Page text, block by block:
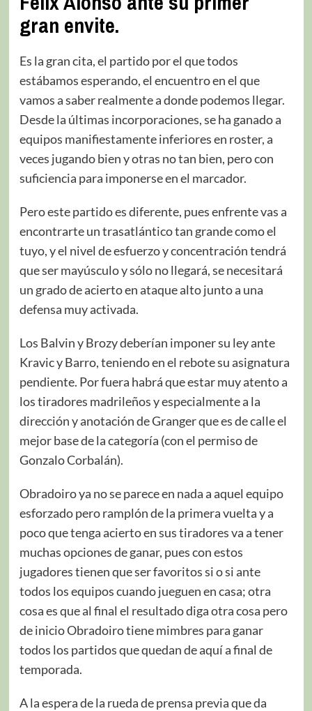
gran envite.
Es la gran cita, el partido por el que todos
estábamos esperando, el encuentro en el que
vamos a saber realmente a donde podemos llegar.
Desde la últimas incorporaciones, se ha ganado a
equipos manifiestamente inferiores en roster, a
veces jugando bien y otras no tan bien, pero con
suficiencia para imponerse en el marcador.
Pero este partido es diferente, pues enfrente vas a
encontrarte un trasatlántico tan grande como el
tuyo, y el nivel de esfuerzo y concentración tendrá
que ser mayúsculo y sólo no llegará, se necesitará
un grado de acierto en ataque alto junto a una
defensa muy activada.
Los Balvin y Brozy deberían imponer su ley ante
Kravic y Barro, teniendo en el rebote su asignatura
pendiente. Por fuera habrá que estar muy atento a
los tiradores madrileños y especialmente a la
dirección y anotación de Granger que es de calle el
mejor base de la categoría (con el permiso de
Gonzalo Corbalán).
Obradoiro ya no se parece en nada a aquel equipo
esforzado pero ramplón de la primera vuelta y a
poco que tenga acierto en sus tiradores va a tener
muchas opciones de ganar, pues con estos
jugadores tienen que ser favoritos si o si ante
todos los equipos cuando jueguen en casa; otra
cosa es que al final el resultado diga otra cosa pero
de inicio Obradoiro tiene mimbres para ganar
todos los partidos que quedan de aquí a final de
temporada.
A la espera de la rueda de prensa previa que da